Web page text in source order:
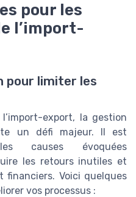
pour les
l’import-
pour limiter les
export, la gestion
un défi majeur. Il est
causes évoquées
les retours inutiles et
financiers. Voici quelques
vos processus :